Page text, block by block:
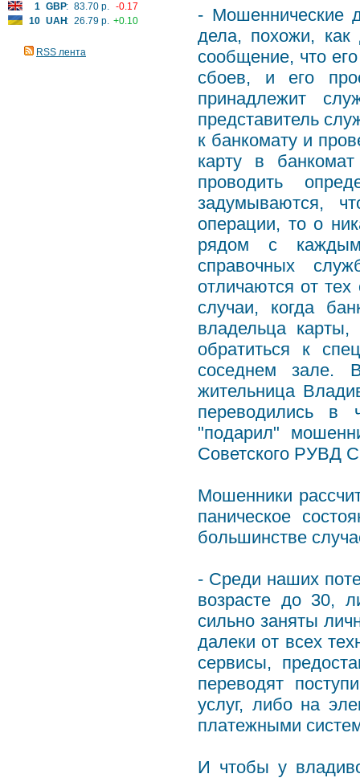
1 GBP: 83.70 р. -0.17
10 UAH: 26.79 р. +0.10
RSS лента
- Мошеннические
дела, похожи,
сообщение, что
сбоев, и его
принадлежит
представитель
к банкомату и
карту в
проводить
задумываются,
операции, то о
рядом с каждым
справочных
отличаются от
случаи, когда
владельца карты,
обратиться к
соседнем зале.
жительница
переводились в
"подарил"
Советского РУВД
Мошенники
паническое
большинстве
- Среди наших
возрасте до 30,
сильно заняты
далеки от всех
сервисы,
переводят
услуг, либо на
платежными
И чтобы у